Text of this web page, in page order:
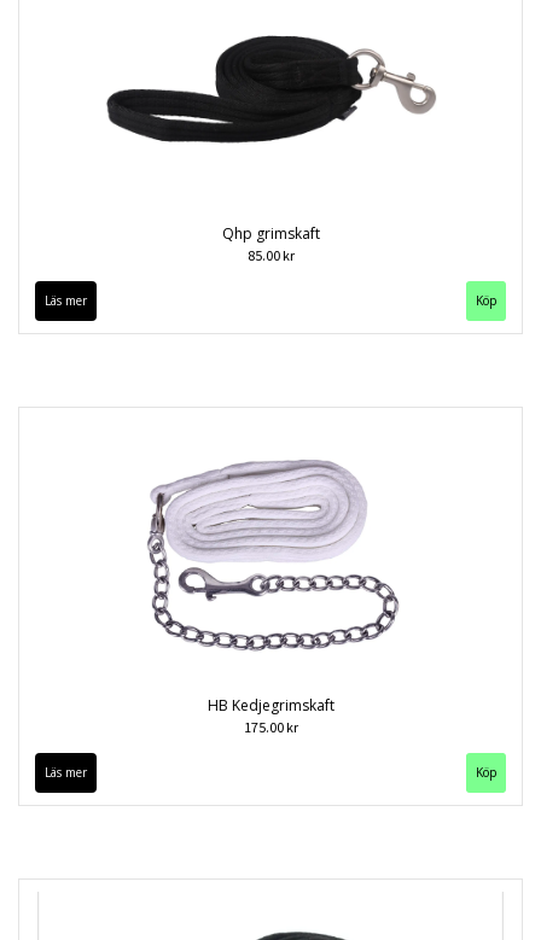
Qhp grimskaft
85.00 kr
Läs mer Köp
HB Kedjegrimskaft
175.00 kr
Läs mer Köp